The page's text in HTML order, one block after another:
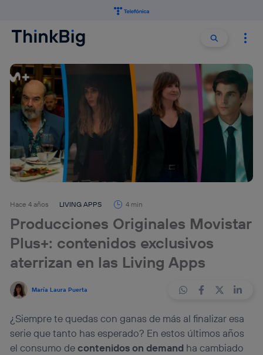
Buscar
Hace 4 años LIVING APPS 4 min
Producciones Originales Movistar
Plus+: contenidos exclusivos
aterrizan en las Living Apps
María Laura Puerta
¿Siempre te quedas con ganas de más al finalizar esa
serie que tanto has esperado? En estos últimos años
el consumo decontenidos on demand ha cambiado